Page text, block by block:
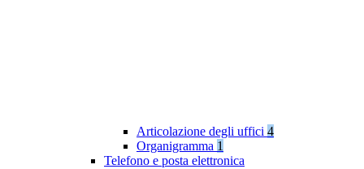
Articolazione degli uffici 4
Organigramma 1
Telefono e posta elettronica